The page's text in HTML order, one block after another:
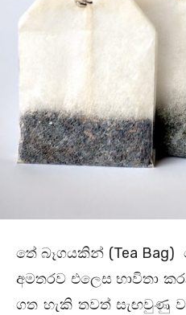
තේ බෑගයකින් (Tea
අමතරව එලෙස භාවිතා
ගත හැකි තවත් සැඟවුණු